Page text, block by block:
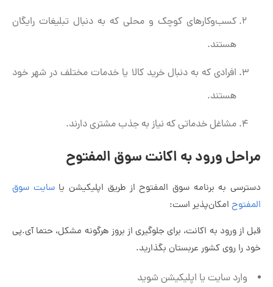
کسب‌وکارهای کوچک و محلی که به دنبال تبلیغات رایگان
هستند.
افرادی که به دنبال خرید کالا یا خدمات مختلف در شهر خود
هستند.
مشاغل خدماتی که نیاز به جذب مشتری دارند.
مراحل ورود به اکانت سوق المفتوح
دسترسی به برنامه سوق المفتوح از طریق اپلیکیشن یاسایت سوق
المفتوح امکان‌پذیر است:
قبل از ورود به اکانت، برای جلوگیری از بروز هرگونه مشکل، حتما آی.پی
خود را روی کشور عربستان بگذارید.
وارد سایت یا اپلیکیشن شوید